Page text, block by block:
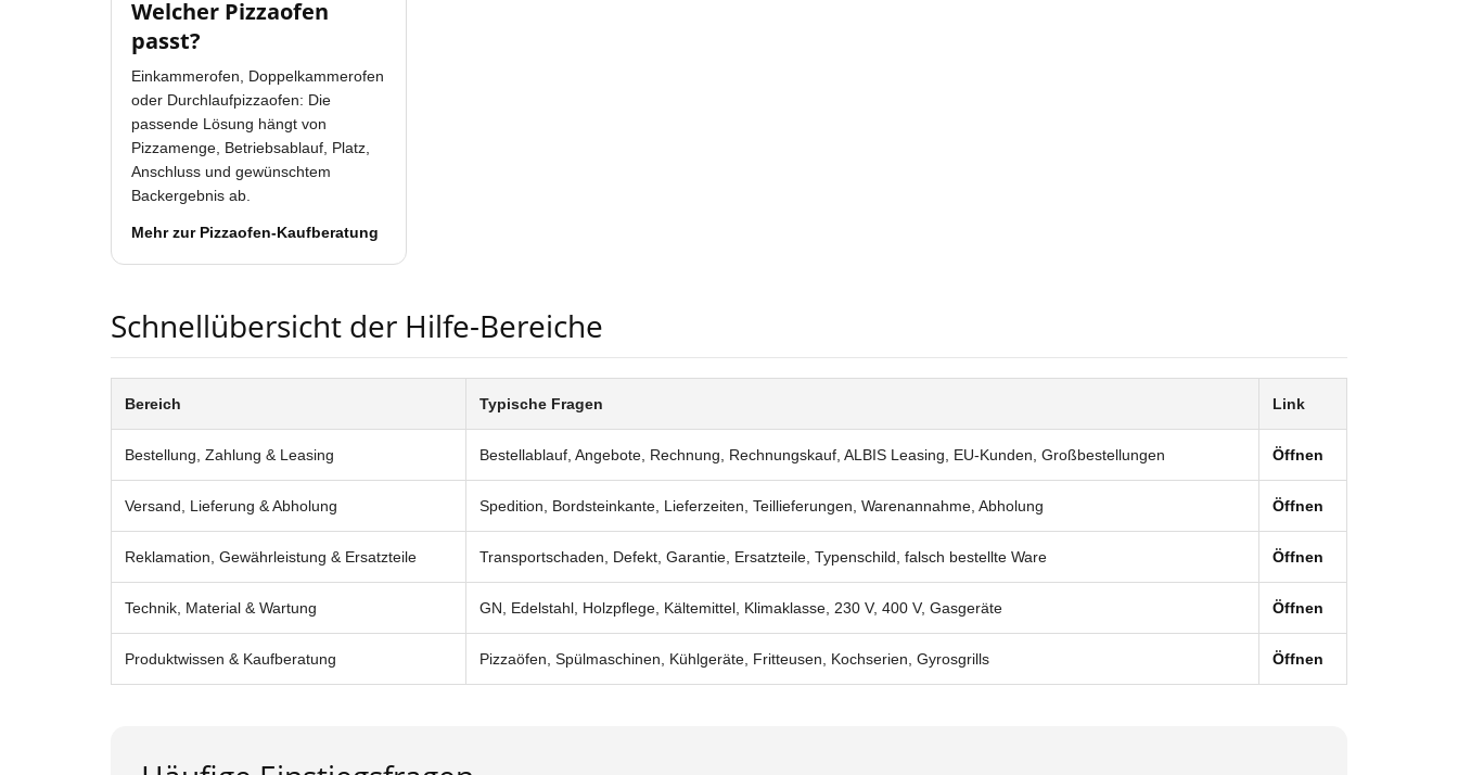
Welcher Pizzaofen
passt?
Einkammerofen, Doppelkammerofen
oder Durchlaufpizzaofen: Die
passende Lösung hängt von
Pizzamenge, Betriebsablauf, Platz,
Anschluss und gewünschtem
Backergebnis ab.
Mehr zur Pizzaofen-Kaufberatung
Schnellübersicht der Hilfe-Bereiche
Bereich Typische Fragen Link
Bestellung, Zahlung & Leasing Bestellablauf, Angebote, Rechnung, Rechnungskauf, ALBIS Leasing, EU-Kunden, Großbestellungen Öffnen
Versand, Lieferung & Abholung Spedition, Bordsteinkante, Lieferzeiten, Teillieferungen, Warenannahme, Abholung Öffnen
Reklamation, Gewährleistung & Ersatzteile Transportschaden, Defekt, Garantie, Ersatzteile, Typenschild, falsch bestellte Ware Öffnen
Technik, Material & Wartung GN, Edelstahl, Holzpflege, Kältemittel, Klimaklasse, 230 V, 400 V, Gasgeräte Öffnen
Produktwissen & Kaufberatung Pizzaöfen, Spülmaschinen, Kühlgeräte, Fritteusen, Kochserien, Gyrosgrills Öffnen